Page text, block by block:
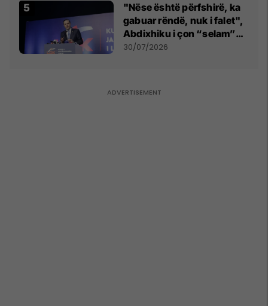
"Nëse është përfshirë, ka
gabuar rëndë, nuk i falet",
Abdixhiku i çon “selam”
Përparim Ramës
30/07/2026